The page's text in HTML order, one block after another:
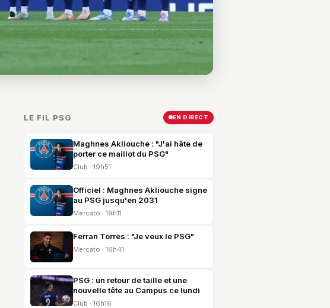
LE FIL PSG EN DIRECT
Maghnes Akliouche : "J'ai hâte de
porter ce maillot du PSG"
Club · 19h51
Officiel : Maghnes Akliouche signe
au PSG jusqu'en 2031
Mercato · 19h11
Ferran Torres : "Je veux le PSG"
Mercato · 16h41
PSG : un retour de taille et une
nouvelle tête au Campus ce lundi
Club · 16h16